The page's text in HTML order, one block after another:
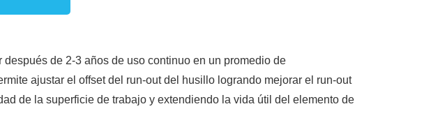
de 2-3 años de uso continuo en un promedio de
ajustar el offset del run-out del husillo logrando mejorar el run-out
de la superficie de trabajo y extendiendo la vida útil del elemento de